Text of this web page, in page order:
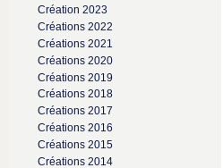
Création 2023
Créations 2022
Créations 2021
Créations 2020
Créations 2019
Créations 2018
Créations 2017
Créations 2016
Créations 2015
Créations 2014